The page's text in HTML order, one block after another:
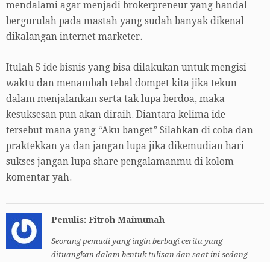
mendalami agar menjadi brokerpreneur yang handal
bergurulah pada mastah yang sudah banyak dikenal
dikalangan internet marketer.
Itulah 5 ide bisnis yang bisa dilakukan untuk mengisi
waktu dan menambah tebal dompet kita jika tekun
dalam menjalankan serta tak lupa berdoa, maka
kesuksesan pun akan diraih. Diantara kelima ide
tersebut mana yang “Aku banget” Silahkan di coba dan
praktekkan ya dan jangan lupa jika dikemudian hari
sukses jangan lupa share pengalamanmu di kolom
komentar yah.
Penulis: Fitroh Maimunah
Seorang pemudi yang ingin berbagi cerita yang
dituangkan dalam bentuk tulisan dan saat ini sedang